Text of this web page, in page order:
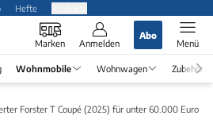
Hefte
Marken Anmelden
Abo
Menü
Wohnmobile Wohnwagen Zubehör
Forster T Coupé (2025) für unter 60.000 Euro